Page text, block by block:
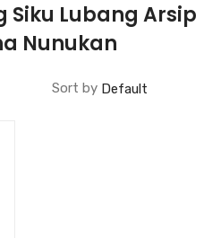
Siku Lubang Arsip
Nunukan
Sort by